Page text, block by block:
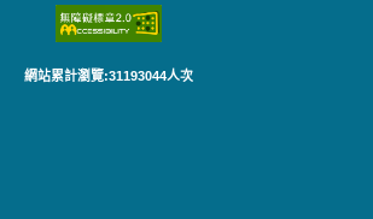
網站累計瀏覽:31193044人次